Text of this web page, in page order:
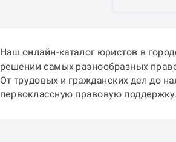
Наш онлайн-каталог юристов в
решении самых разнообразных
От трудовых и гражданских дел до
первоклассную правовую поддержку.